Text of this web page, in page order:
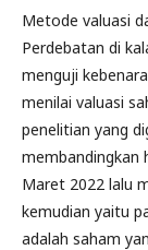
Metode valuasi
Perdebatan di
menguji
menilai valuasi
penelitian yang
membandingkan
Maret 2022 lalu
kemudian yaitu
adalah saham